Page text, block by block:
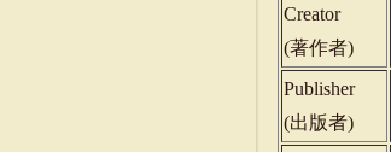
Creator
(著作者)
Publisher
(出版者)